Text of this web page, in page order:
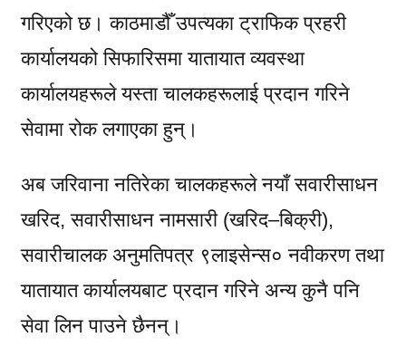
गरिएको छ। काठमाडौँ उपत्यका ट्राफिक प्रहरी
कार्यालयको सिफारिसमा यातायात व्यवस्था
कार्यालयहरूले यस्ता चालकहरूलाई प्रदान गरिने
सेवामा रोक लगाएका हुन्।
अब जरिवाना नतिरेका चालकहरूले नयाँ सवारीसाधन
खरिद, सवारीसाधन नामसारी (खरिद–बिक्री),
सवारीचालक अनुमतिपत्र ९लाइसेन्स० नवीकरण तथा
यातायात कार्यालयबाट प्रदान गरिने अन्य कुनै पनि
सेवा लिन पाउने छैनन्।